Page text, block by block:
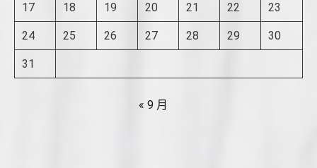
17 18 19 20 21 22 23
24 25 26 27 28 29 30
31
« 9 月